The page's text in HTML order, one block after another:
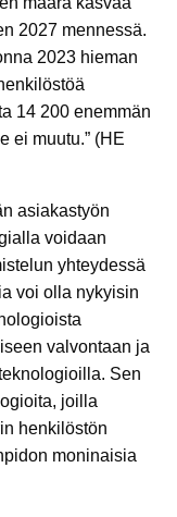
2027 mennessä.
2023 hieman
14 200 enemmän
ei muutu.” (HE
asiakastyön
voidaan
yhteydessä
voi olla nykyisin
valvontaan ja
Sen
joilla
henkilöstön
moninaisia